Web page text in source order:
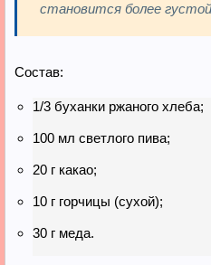
становится более
Состав:
1/3 буханки ржаного хлеба;
100 мл светлого пива;
20 г какао;
10 г горчицы (сухой);
30 г меда.